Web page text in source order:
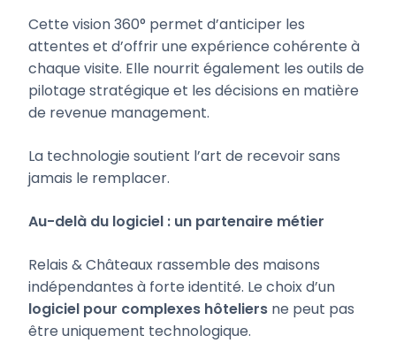
Cette vision 360° permet d’anticiper les
attentes et d’offrir une expérience cohérente à
chaque visite. Elle nourrit également les outils de
pilotage stratégique et les décisions en matière
de revenue management.
La technologie soutient l’art de recevoir sans
jamais le remplacer.
Au-delà du logiciel : un partenaire métier
Relais & Châteaux rassemble des maisons
indépendantes à forte identité. Le choix d’un
logiciel pour complexes hôteliers ne peut pas
être uniquement technologique.